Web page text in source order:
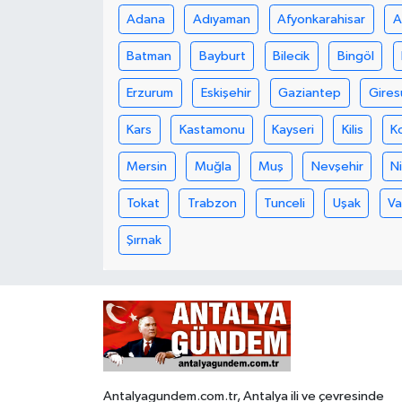
Adana Adıyaman Afyonkarahisar
Batman Bayburt Bilecik Bingöl
Erzurum Eskişehir Gaziantep
Kars Kastamonu Kayseri Kilis
Mersin Muğla Muş Nevşehir
Tokat Trabzon Tunceli Uşak
Şırnak
Antalyagundem.com.tr, Antalya ili ve çevresinde